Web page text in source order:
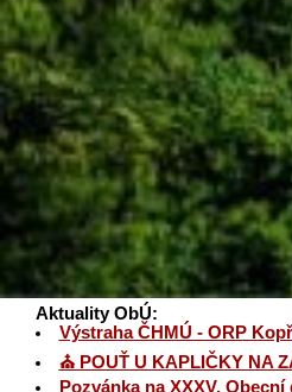
Aktuality ObÚ:
Výstraha ČHMÚ - ORP
⛪ POUŤ U KAPLIČKY NA
Pozvánka na XXXV.